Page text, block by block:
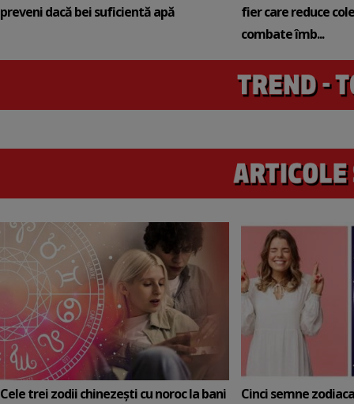
preveni dacă bei suficientă apă
fier care reduce
combate îmb...
Cele trei zodii chinezești cu noroc la bani
Cinci semne